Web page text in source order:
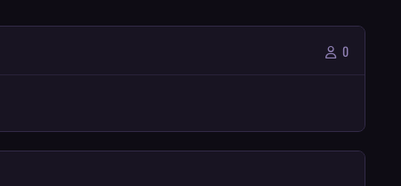
0